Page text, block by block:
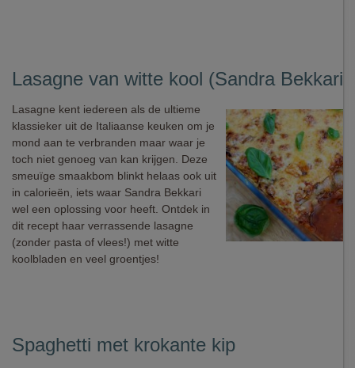
Lasagne van witte kool (Sandra Bekkari)
Lasagne kent iedereen als de ultieme
klassieker uit de Italiaanse keuken om je
mond aan te verbranden maar waar je
toch niet genoeg van kan krijgen. Deze
smeuïge smaakbom blinkt helaas ook uit
in calorieën, iets waar Sandra Bekkari
wel een oplossing voor heeft. Ontdek in
dit recept haar verrassende lasagne
(zonder pasta of vlees!) met witte
koolbladen en veel groentjes!
Spaghetti met krokante kip